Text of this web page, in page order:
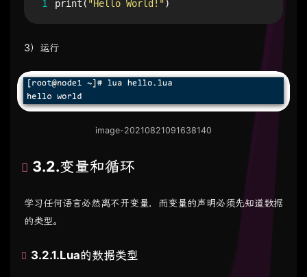
1 print ( "Hello World!" )
3）运行
image-20210821091638140
3.2.变量和循环
学习任何语言必然离不开变量，而变量的声明必须先知道数据
的类型。
3.2.1.Lua的数据类型